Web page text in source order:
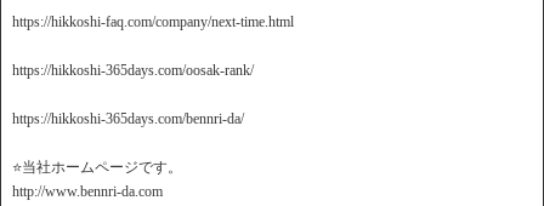
https://hikkoshi-faq.com/company/next-time.html
https://hikkoshi-365days.com/oosak-rank/
https://hikkoshi-365days.com/bennri-da/
⭐️当社ホームページです。
http://www.bennri-da.com